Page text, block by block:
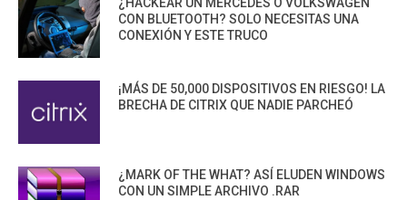
CON BLUETOOTH? SOLO NECESITAS UNA
CONEXIÓN Y ESTE TRUCO
¡MÁS DE 50,000 DISPOSITIVOS EN RIESGO! LA
BRECHA DE CITRIX QUE NADIE PARCHEÓ
¿MARK OF THE WHAT? ASÍ ELUDEN WINDOWS
CON UN SIMPLE ARCHIVO .RAR